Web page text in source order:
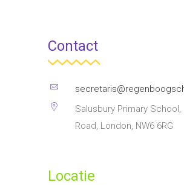
Contact
Salusbury Primary School,
Road, London, NW6 6RG
Locatie